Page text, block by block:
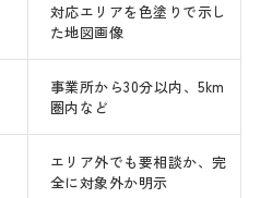
対応エリアを色塗りで示し
た地図画像
事業所から30分以内、5km
圏内など
エリア外でも要相談か、完
全に対象外か明示